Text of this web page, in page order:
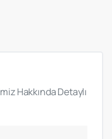
Hakkında Detaylı